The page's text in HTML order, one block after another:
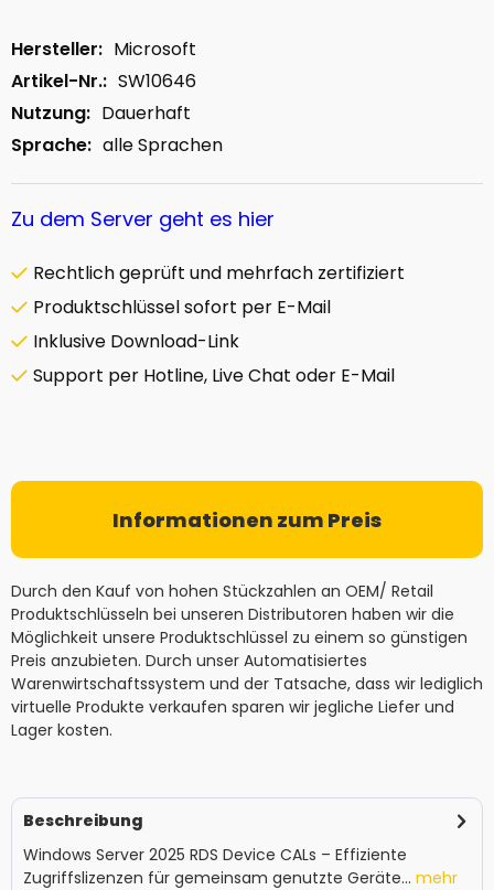
Hersteller: Microsoft
Artikel-Nr.: SW10646
Nutzung: Dauerhaft
Sprache: alle Sprachen
Zu dem Server geht es hier
Rechtlich geprüft und mehrfach zertifiziert
Produktschlüssel sofort per E-Mail
Inklusive Download-Link
Support per Hotline, Live Chat oder E-Mail
Informationen zum Preis
Durch den Kauf von hohen Stückzahlen an OEM/ Retail
Produktschlüsseln bei unseren Distributoren haben wir die
Möglichkeit unsere Produktschlüssel zu einem so günstigen
Preis anzubieten. Durch unser Automatisiertes
Warenwirtschaftssystem und der Tatsache, dass wir lediglich
virtuelle Produkte verkaufen sparen wir jegliche Liefer und
Lager kosten.
Beschreibung
Windows Server 2025 RDS Device CALs – Effiziente
Zugriffslizenzen für gemeinsam genutzte Geräte... mehr